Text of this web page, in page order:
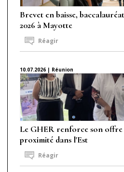
Brevet en baisse,
2026 à Mayotte
Réagir
10.07.2026 | Réunion
Le GHER renforce son offre
proximité dans l'Est
Réagir